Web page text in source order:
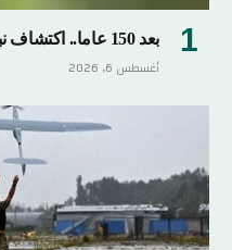
بعد 150 عاما.. اكتشاف نبتة لاحمة يؤكد فرضية داروين
أغسطس 6, 2026